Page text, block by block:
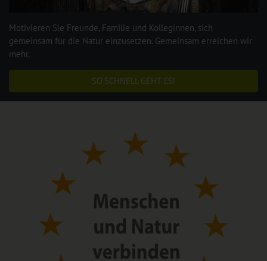
Motivieren Sie Freunde, Familie und Kolleginnen, sich
gemeinsam für die Natur einzusetzen. Gemeinsam erreichen wir
mehr.
SO SCHNELL GEHT ES!